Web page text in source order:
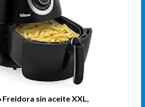
Freidora sin aceite XXL,